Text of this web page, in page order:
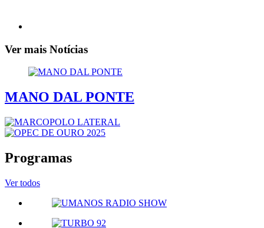
Ver mais Notícias
MANO DAL PONTE
Programas
Ver todos